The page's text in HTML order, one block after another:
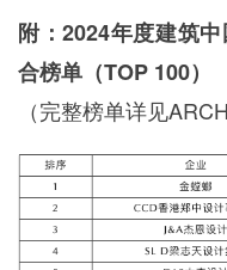
附：2024年度建筑
合榜单（TOP 100）
（完整榜单详见